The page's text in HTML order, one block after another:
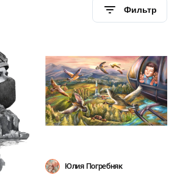
Фильтр
Юлия Погребняк